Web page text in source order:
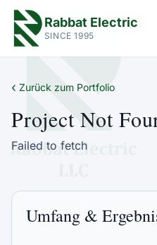
Rabbat Electric
SINCE 1995
‹ Zurück zum Portfolio
Project Not
Failed to fetch
Umfang &